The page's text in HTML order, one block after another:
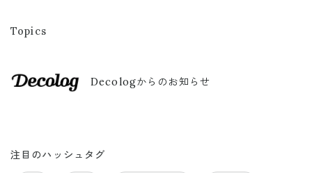
Topics
Decologからのお知らせ
注目のハッシュタグ